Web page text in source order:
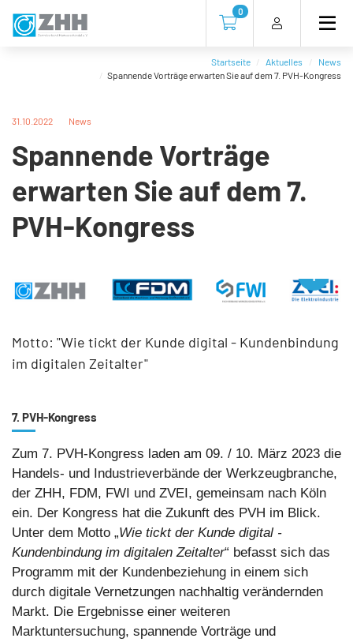
zum
zum
zur
zum
0
Zur Kasse gehen (0
Startseite Aktuelles
News
Spannende Vorträge erwarten Sie auf dem 7. PVH-Kongress
31.10.2022 News
Spannende Vorträge
erwarten Sie auf dem 7.
PVH-Kongress
Motto: "Wie tickt der Kunde digital - Kundenbindung
im digitalen Zeitalter"
7. PVH-Kongress
Zum 7. PVH-Kongress laden am 09. / 10. März 2023 die
Handels- und Industrieverbände der Werkzeugbranche,
der ZHH, FDM, FWI und ZVEI, gemeinsam nach Köln
ein. Der Kongress hat die Zukunft des PVH im Blick.
Unter dem Motto „Wie tickt der Kunde digital -
Kundenbindung im digitalen Zeitalter“ befasst sich das
Programm mit der Kundenbeziehung in einem sich
durch digitale Vernetzungen nachhaltig verändernden
Markt. Die Ergebnisse einer weiteren
Marktuntersuchung, spannende Vorträge und